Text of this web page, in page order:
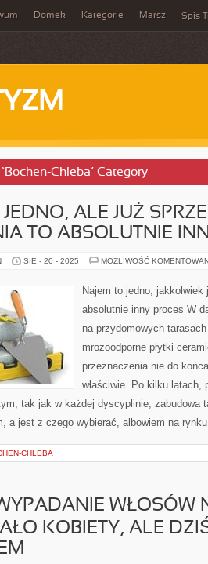
Domek Kategorie Marsz Spis
Chleba’ Category
JEDNO, ALE JUŻ
TO ABSOLUTNIE
SIE - 20 - 2025 MOŻLIWOŚĆ
Najem to jedno,
absolutnie inny proces W
na przydomowych tarasach
mrozoodporne płytki
przeznaczenia nie do
właściwie. Po kilku latach,
tak jak w każdej dyscyplinie, zabudowa
a jest z czego wybierać, albowiem na
CHLEBA
WŁOSÓW
KOBIETY, ALE